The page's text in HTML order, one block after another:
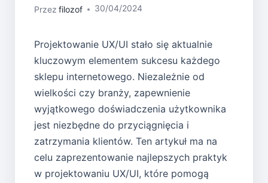
Przez filozof 30/04/2024
Projektowanie UX/UI stało się aktualnie
kluczowym elementem sukcesu każdego
sklepu internetowego. Niezależnie od
wielkości czy branży, zapewnienie
wyjątkowego doświadczenia użytkownika
jest niezbędne do przyciągnięcia i
zatrzymania klientów. Ten artykuł ma na
celu zaprezentowanie najlepszych praktyk
w projektowaniu UX/UI, które pomogą